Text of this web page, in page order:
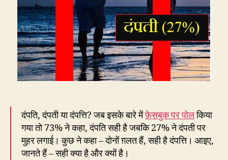
दंपति, दंपती या दंपत्ति? जब इसके बारे मेंफ़ेसबुक पर पोलकिया
गया तो 73% ने कहा, दंपति सही है जबकि 27% ने दंपती पर
मुहर लगाई। कुछ ने कहा – दोनों ग़लत हैं, सही है दंपत्ति। आइए,
जानते हैं – सही क्या है और क्यों है।